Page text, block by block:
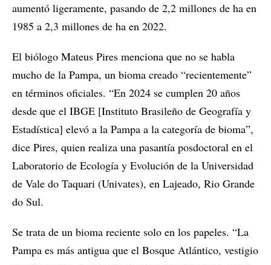
aumentó ligeramente, pasando de 2,2 millones de ha en
1985 a 2,3 millones de ha en 2022.
El biólogo Mateus Pires menciona que no se habla
mucho de la Pampa, un bioma creado “recientemente”
en términos oficiales. “En 2024 se cumplen 20 años
desde que el IBGE [Instituto Brasileño de Geografía y
Estadística] elevó a la Pampa a la categoría de bioma”,
dice Pires, quien realiza una pasantía posdoctoral en el
Laboratorio de Ecología y Evolución de la Universidad
de Vale do Taquari (Univates), en Lajeado, Rio Grande
do Sul.
Se trata de un bioma reciente solo en los papeles. “La
Pampa es más antigua que el Bosque Atlántico, vestigio